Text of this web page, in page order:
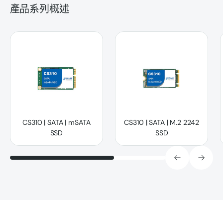
產品系列概述
CS310 | SATA | mSATA
SSD
CS310 | SATA | M.2 2242
SSD